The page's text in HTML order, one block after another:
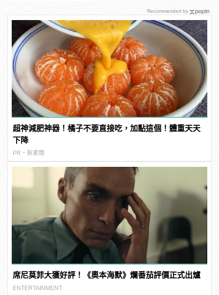
超神減肥神器！橘子不要直接吃，加點這個！體重天天
下降
PR・新素簡
席尼莫菲大獲好評！《奧本海默》爛番茄評價正式出爐
ENTERTAINMENT
Recommended by